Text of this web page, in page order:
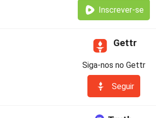
Inscrever-se
Gettr
Siga-nos no Gettr
Seguir